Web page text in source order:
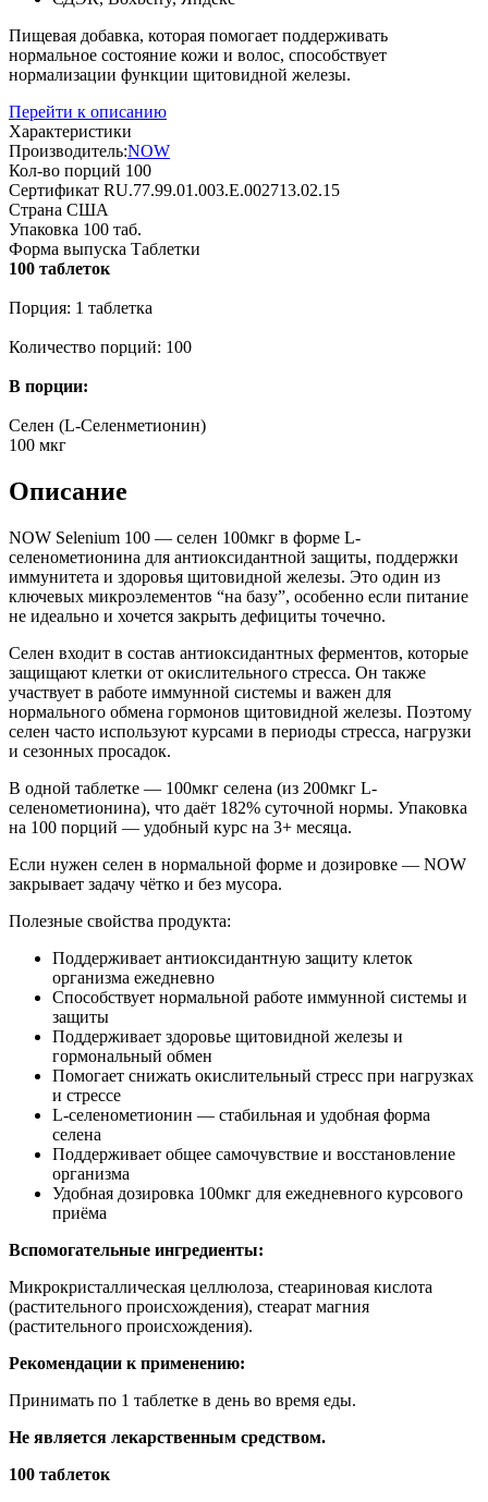
Пищевая добавка, которая помогает поддерживать
нормальное состояние кожи и волос, способствует
нормализации функции щитовидной железы.
Перейти к описанию
Характеристики
Производитель:NOW
Кол-во порций 100
Сертификат RU.77.99.01.003.E.002713.02.15
Страна США
Упаковка 100 таб.
Форма выпуска Таблетки
100 таблеток
Порция: 1 таблетка
Количество порций: 100
В порции:
Селен (L-Селенметионин)
100 мкг
Описание
NOW Selenium 100 — селен 100мкг в форме L-
селенометионина для антиоксидантной защиты, поддержки
иммунитета и здоровья щитовидной железы. Это один из
ключевых микроэлементов “на базу”, особенно если питание
не идеально и хочется закрыть дефициты точечно.
Селен входит в состав антиоксидантных ферментов, которые
защищают клетки от окислительного стресса. Он также
участвует в работе иммунной системы и важен для
нормального обмена гормонов щитовидной железы. Поэтому
селен часто используют курсами в периоды стресса, нагрузки
и сезонных просадок.
В одной таблетке — 100мкг селена (из 200мкг L-
селенометионина), что даёт 182% суточной нормы. Упаковка
на 100 порций — удобный курс на 3+ месяца.
Если нужен селен в нормальной форме и дозировке — NOW
закрывает задачу чётко и без мусора.
Полезные свойства продукта:
Поддерживает антиоксидантную защиту клеток
организма ежедневно
Способствует нормальной работе иммунной системы и
защиты
Поддерживает здоровье щитовидной железы и
гормональный обмен
Помогает снижать окислительный стресс при нагрузках
и стрессе
L-селенометионин — стабильная и удобная форма
селена
Поддерживает общее самочувствие и восстановление
организма
Удобная дозировка 100мкг для ежедневного курсового
приёма
Вспомогательные ингредиенты:
Микрокристаллическая целлюлоза, стеариновая кислота
(растительного происхождения), стеарат магния
(растительного происхождения).
Рекомендации к применению:
Принимать по 1 таблетке в день во время еды.
Не является лекарственным средством.
100 таблеток